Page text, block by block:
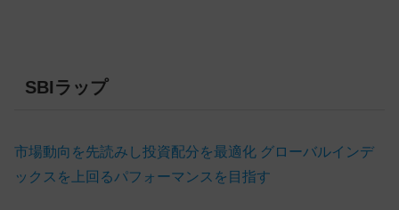
SBIラップ
市場動向を先読みし投資配分を最適化 グローバルインデ
ックスを上回るパフォーマンスを目指す